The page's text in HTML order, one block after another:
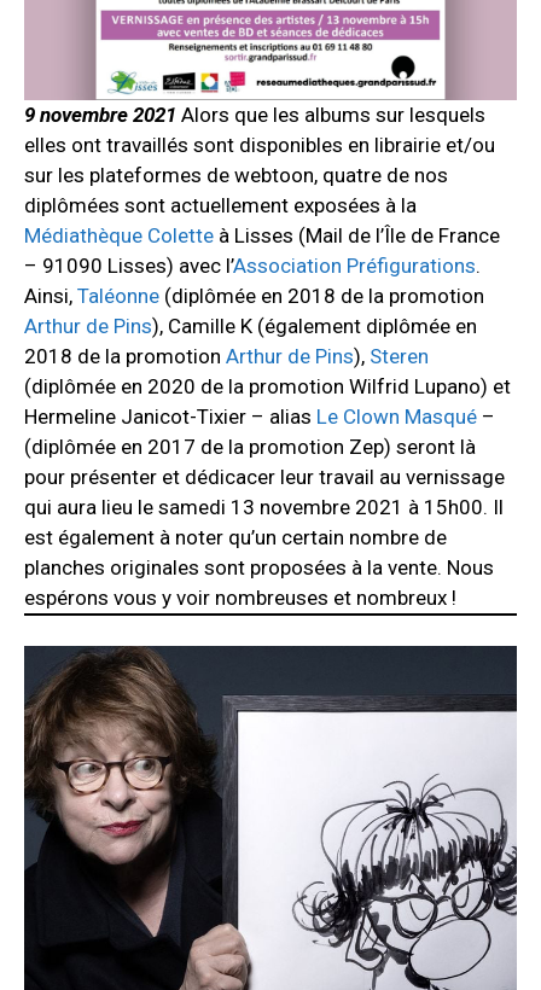
9 novembre 2021 Alors que les albums sur lesquels
elles ont travaillés sont disponibles en librairie et/ou
sur les plateformes de webtoon, quatre de nos
diplômées sont actuellement exposées à la
Médiathèque Colette à Lisses (Mail de l’Île de France
– 91090 Lisses) avec l’Association Préfigurations.
Ainsi, Taléonne (diplômée en 2018 de la promotion
Arthur de Pins), Camille K (également diplômée en
2018 de la promotion Arthur de Pins), Steren
(diplômée en 2020 de la promotion Wilfrid Lupano) et
Hermeline Janicot-Tixier – alias Le Clown Masqué –
(diplômée en 2017 de la promotion Zep) seront là
pour présenter et dédicacer leur travail au vernissage
qui aura lieu le samedi 13 novembre 2021 à 15h00. Il
est également à noter qu’un certain nombre de
planches originales sont proposées à la vente. Nous
espérons vous y voir nombreuses et nombreux !